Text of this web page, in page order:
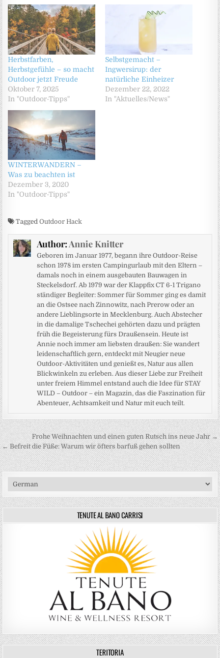
Herbstfarben,
Herbstgefühle – so macht
Outdoor jetzt Freude
Oktober 7, 2025
In "Outdoor-Tipps"
Selbstgemacht –
Ingwersirup: der
natürliche Einheizer
Dezember 22, 2022
In "Aktuelles/News"
WINTERWANDERN –
Was zu beachten ist
Dezember 3, 2020
In "Outdoor-Tipps"
TaggedOutdoor Hack
Author:Annie Knitter
Geboren im Januar 1977, begann ihre Outdoor-Reise
schon 1978 im ersten Campingurlaub mit den Eltern –
damals noch in einem ausgebauten Bauwagen in
Steckelsdorf. Ab 1979 war der Klappfix CT 6-1 Trigano
ständiger Begleiter: Sommer für Sommer ging es damit
an die Ostsee nach Zinnowitz, nach Prerow oder an
andere Lieblingsorte in Mecklenburg. Auch Abstecher
in die damalige Tschechei gehörten dazu und prägten
früh die Begeisterung fürs Draußensein. Heute ist
Annie noch immer am liebsten draußen: Sie wandert
leidenschaftlich gern, entdeckt mit Neugier neue
Outdoor-Aktivitäten und genießt es, Natur aus allen
Blickwinkeln zu erleben. Aus dieser Liebe zur Freiheit
unter freiem Himmel entstand auch die Idee für STAY
WILD – Outdoor – ein Magazin, das die Faszination für
Abenteuer, Achtsamkeit und Natur mit euch teilt.
Beitragsnavigation
Frohe Weihnachten und einen guten Rutsch ins neue Jahr →
← Befreit die Füße: Warum wir öfters barfuß gehen sollten
TENUTE AL BANO CARRISI
TERITORIA